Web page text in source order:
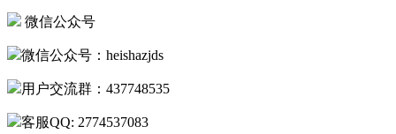
微信公众号
微信公众号：heishazjds
用户交流群：437748535
客服QQ: 2774537083